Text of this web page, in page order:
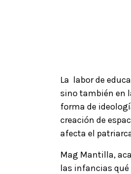
La labor de
sino también en
forma de
creación de
afecta el
Mag Mantilla,
las infancias qué